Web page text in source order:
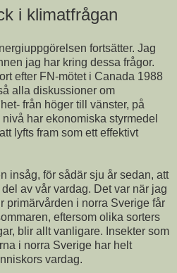
i klimatfrågan
fortsätter. Jag
jag har kring dessa frågor.
efter FN-mötet i Canada 1988
alla diskussioner om
från höger till vänster, på
har ekonomiska styrmedel
lyfts fram som ett effektivt
insåg, för sådär sju år sedan, att
av vår vardag. Det var när jag
primärvården i norra Sverige får
eftersom olika sorters
blir allt vanligare. Insekter som
i norra Sverige har helt
vardag.